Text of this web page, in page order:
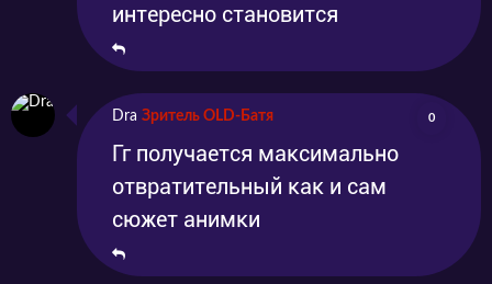
интересно становится
Dra Зритель OLD-Батя 0
Гг получается максимально
отвратительный как и сам
сюжет анимки